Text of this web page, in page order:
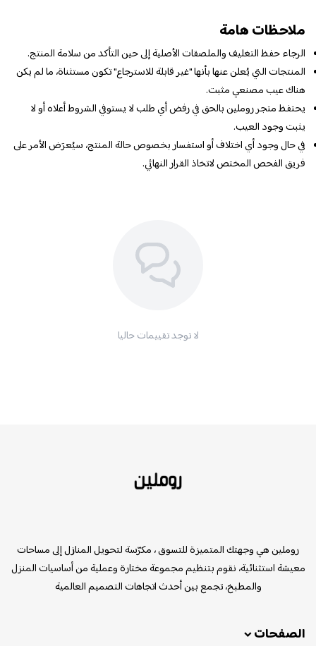
ملاحظات هامة
الرجاء حفظ التغليف والملصقات الأصلية إلى حين التأكد من سلامة المنتج.
المنتجات التي يُعلن عنها بأنها "غير قابلة للاسترجاع" تكون مستثناة، ما لم يكن
هناك عيب مصنعي مثبت.
يحتفظ متجر روملين بالحق في رفض أي طلب لا يستوفي الشروط أعلاه أو لا
يثبت وجود العيب.
في حال وجود أي اختلاف أو استفسار بخصوص حالة المنتج، سيُعرَض الأمر على
فريق الفحص المختص لاتخاذ القرار النهائي.
لا توجد تقييمات حاليا
روملين هي وجهتك المتميزة للتسوق ، مكرّسة لتحويل المنازل إلى مساحات
معيشة استثنائية، نقوم بتنظيم مجموعة مختارة وعملية من أساسيات المنزل
والمطبخ، تجمع بين أحدث اتجاهات التصميم العالمية
الصفحات